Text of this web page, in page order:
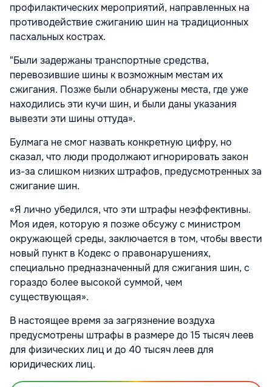
профилактических мероприятий, направленных на
противодействие сжиганию шин на традиционных
пасхальных кострах.
"Были задержаны транспортные средства,
перевозившие шины к возможным местам их
сжигания. Позже были обнаружены места, где уже
находились эти кучи шин, и были даны указания
вывезти эти шины оттуда».
Булмага не смог назвать конкретную цифру, но
сказал, что люди продолжают игнорировать закон
из-за слишком низких штрафов, предусмотренных за
сжигание шин.
«Я лично убедился, что эти штрафы неэффективны.
Моя идея, которую я позже обсужу с министром
окружающей среды, заключается в том, чтобы ввести
новый пункт в Кодекс о правонарушениях,
специально предназначенный для сжигания шин, с
гораздо более высокой суммой, чем
существующая».
В настоящее время за загрязнение воздуха
предусмотрены штрафы в размере до 15 тысяч леев
для физических лиц и до 40 тысяч леев для
юридических лиц.